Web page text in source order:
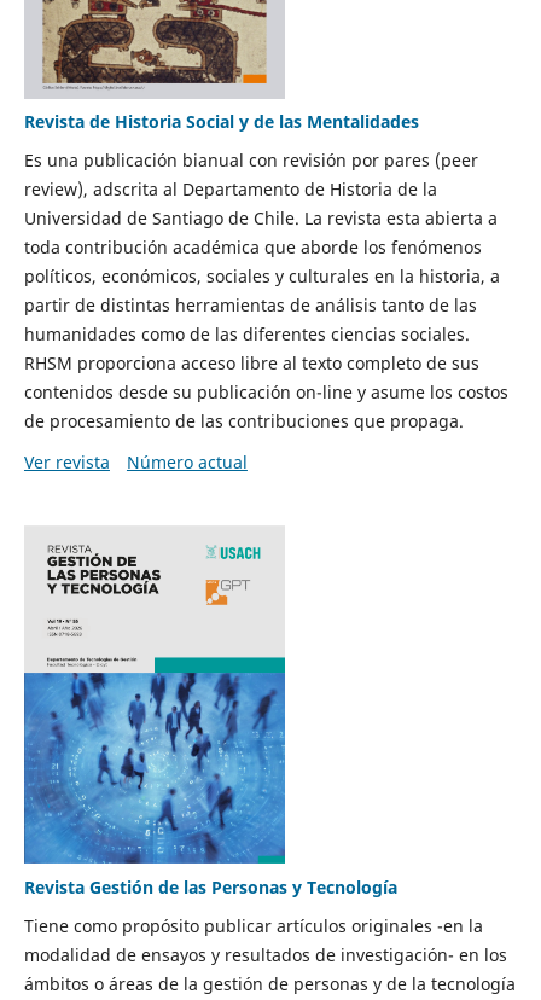
Revista de Historia Social y de las Mentalidades
Es una publicación bianual con revisión por pares (peer
review), adscrita al Departamento de Historia de la
Universidad de Santiago de Chile. La revista esta abierta a
toda contribución académica que aborde los fenómenos
políticos, económicos, sociales y culturales en la historia, a
partir de distintas herramientas de análisis tanto de las
humanidades como de las diferentes ciencias sociales.
RHSM proporciona acceso libre al texto completo de sus
contenidos desde su publicación on-line y asume los costos
de procesamiento de las contribuciones que propaga.
Ver revista
Número actual
Revista Gestión de las Personas y Tecnología
Tiene como propósito publicar artículos originales -en la
modalidad de ensayos y resultados de investigación- en los
ámbitos o áreas de la gestión de personas y de la tecnología